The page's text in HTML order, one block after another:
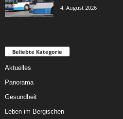
4. August 2026
Beliebte Kategorie
Aktuelles
Panorama
Gesundheit
Leben im Bergischen